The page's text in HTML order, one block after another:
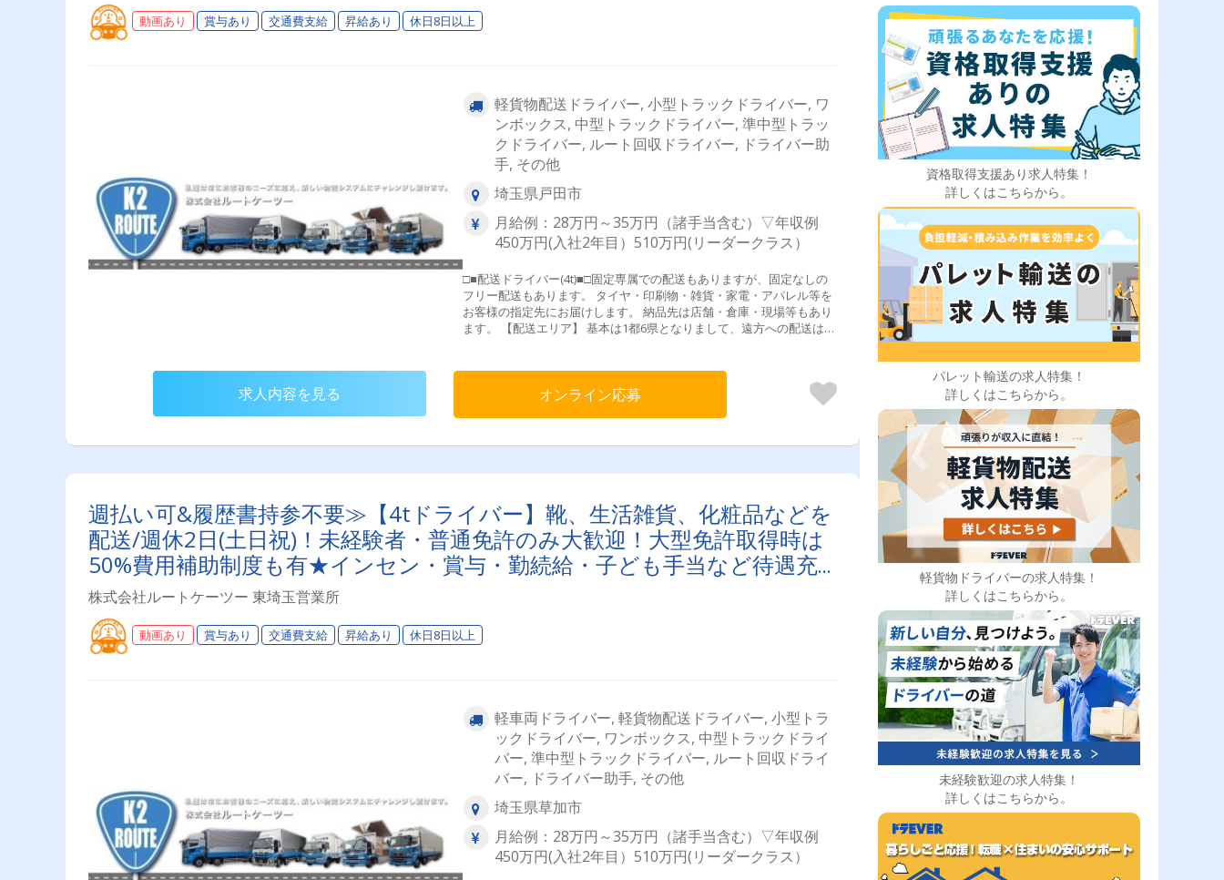
動画あり 賞与あり 交通費支給 昇給あり 休日8日以上
軽貨物配送ドライバー, 小型トラックドライバー, ワ
ンボックス, 中型トラックドライバー, 準中型トラッ
クドライバー, ルート回収ドライバー, ドライバー助
手, その他
埼玉県戸田市
月給例：28万円～35万円（諸手当含む）▽年収例
450万円(入社2年目）510万円(リーダークラス）
□■配送ドライバー(4t)■□固定専属での配送もありますが、固定なしの
フリー配送もあります。 タイヤ・印刷物・雑貨・家電・アパレル等を
お客様の指定先にお届けします。 納品先は店舗・倉庫・現場等もあり
ます。 【配送エリア】 基本は1都6県となりまして、遠方への配送はあ
くなります。 また、業務都合上２トン車への乗車もあります。 【おお
業務や先輩同乗の研修から始めて、配送の仕方を覚えていただきま
終了後は、基本的に1人での乗車となりますので、車内で気を遣う必要
お任せします。ちなみに車種は、ご経験と免許種類、ご本人のご希望
を考慮の上、決定いたします。≪先輩社員Q&A≫どんな仕事をしてい
ますか？→トラックで紙製品や生活雑貨等の引取と配送です。ショッ
ピングモール内店舗への配送や、物流倉庫間の転送がメインで、個人
宅への配送はありません。※靴、雑貨(百均で売っているようなモノ)、
ることです。売上インセンティブもあるので、効率よく売上を上げて
たくさん稼げた月は達成感が大きいです。どんな職場ですか？→みん
求人内容を見る オンライン応募
週払い可&履歴書持参不要≫【4tドライバー】靴、生活雑貨、化粧品などを
配送/週休2日(土日祝)！未経験者・普通免許のみ大歓迎！大型免許取得時は
50%費用補助制度も有★インセン・賞与・勤続給・子ども手当など待遇充
実
株式会社ルートケーツー 東埼玉営業所
動画あり 賞与あり 交通費支給 昇給あり 休日8日以上
軽車両ドライバー, 軽貨物配送ドライバー, 小型トラ
ックドライバー, ワンボックス, 中型トラックドライ
バー, 準中型トラックドライバー, ルート回収ドライ
バー, ドライバー助手, その他
埼玉県草加市
月給例：28万円～35万円（諸手当含む）▽年収例
450万円(入社2年目）510万円(リーダークラス）
資格取得支援あり求人特集！
詳しくはこちらから。
パレット輸送の求人特集！
詳しくはこちらから。
軽貨物ドライバーの求人特集！
詳しくはこちらから。
未経験歓迎の求人特集！
詳しくはこちらから。